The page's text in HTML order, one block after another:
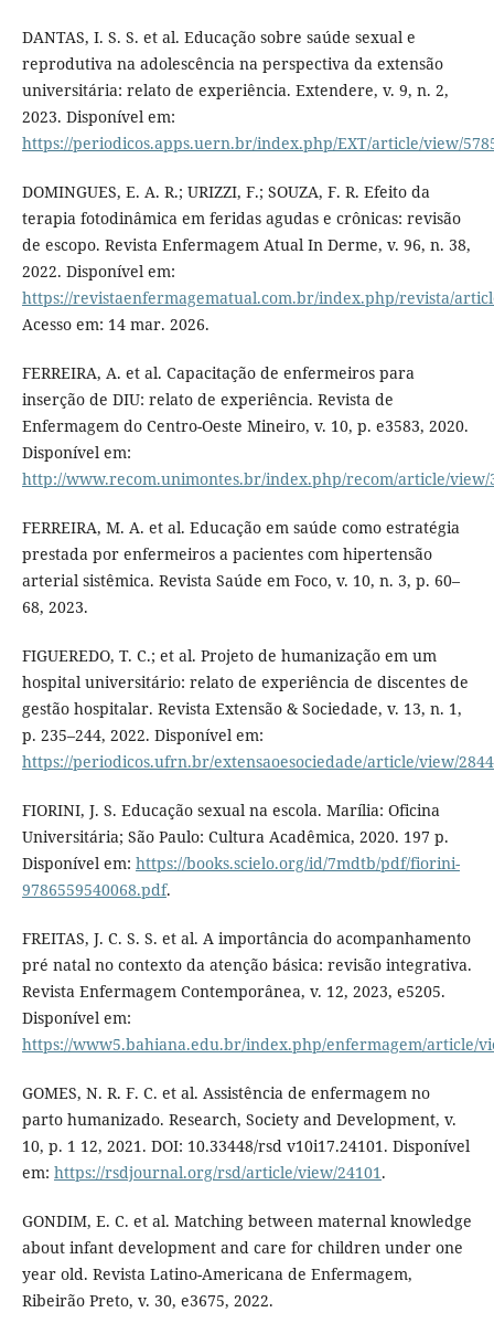
DANTAS, I. S. S. et al. Educação sobre saúde sexual e
reprodutiva na adolescência na perspectiva da extensão
universitária: relato de experiência. Extendere, v. 9, n. 2,
2023. Disponível em:
https://periodicos.apps.uern.br/index.php/EXT/article/view/
DOMINGUES, E. A. R.; URIZZI, F.; SOUZA, F. R. Efeito da
terapia fotodinâmica em feridas agudas e crônicas: revisão
de escopo. Revista Enfermagem Atual In Derme, v. 96, n. 38,
2022. Disponível em:
https://revistaenfermagematual.com.br/index.php/revista/
Acesso em: 14 mar. 2026.
FERREIRA, A. et al. Capacitação de enfermeiros para
inserção de DIU: relato de experiência. Revista de
Enfermagem do Centro-Oeste Mineiro, v. 10, p. e3583, 2020.
Disponível em:
http://www.recom.unimontes.br/index.php/recom/article/view/
FERREIRA, M. A. et al. Educação em saúde como estratégia
prestada por enfermeiros a pacientes com hipertensão
arterial sistêmica. Revista Saúde em Foco, v. 10, n. 3, p. 60–
68, 2023.
FIGUEREDO, T. C.; et al. Projeto de humanização em um
hospital universitário: relato de experiência de discentes de
gestão hospitalar. Revista Extensão & Sociedade, v. 13, n. 1,
p. 235–244, 2022. Disponível em:
https://periodicos.ufrn.br/extensaoesociedade/article/view/
FIORINI, J. S. Educação sexual na escola. Marília: Oficina
Universitária; São Paulo: Cultura Acadêmica, 2020. 197 p.
Disponível em: https://books.scielo.org/id/7mdtb/pdf/fiorini-
9786559540068.pdf.
FREITAS, J. C. S. S. et al. A importância do acompanhamento
pré natal no contexto da atenção básica: revisão integrativa.
Revista Enfermagem Contemporânea, v. 12, 2023, e5205.
Disponível em:
https://www5.bahiana.edu.br/index.php/enfermagem/article/
GOMES, N. R. F. C. et al. Assistência de enfermagem no
parto humanizado. Research, Society and Development, v.
10, p. 1 12, 2021. DOI: 10.33448/rsd v10i17.24101. Disponível
em: https://rsdjournal.org/rsd/article/view/24101.
GONDIM, E. C. et al. Matching between maternal knowledge
about infant development and care for children under one
year old. Revista Latino-Americana de Enfermagem,
Ribeirão Preto, v. 30, e3675, 2022.